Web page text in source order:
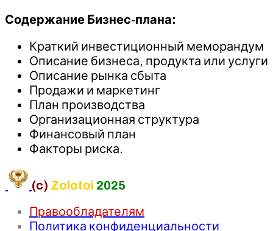
Содержание Бизнес-плана:
Краткий инвестиционный меморандум
Описание бизнеса, продукта или услуги
Описание рынка сбыта
Продажи и маркетинг
План производства
Организационная структура
Финансовый план
Факторы риска.
(c) Zolotoi 2025
Правообладателям
Политика конфиденциальности